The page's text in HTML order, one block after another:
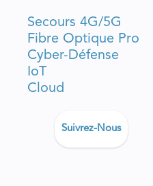
Secours 4G/5G
Fibre Optique Pro
Cyber-Défense
IoT
Cloud
Suivrez-Nous